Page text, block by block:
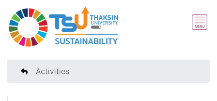
Activities